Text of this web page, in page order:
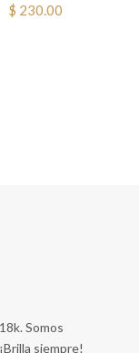
$ 230.00
Somos
siempre!